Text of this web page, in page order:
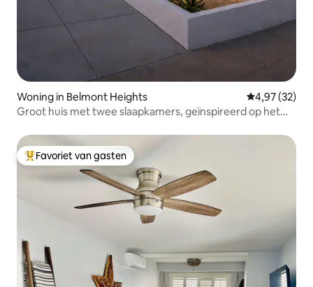
Woning in Belmont Heights Gemiddelde
4,97 (32)
Groot huis met twee slaapkamers, geïnspireerd op het
Topfavoriet van gasten
Favoriet van gasten